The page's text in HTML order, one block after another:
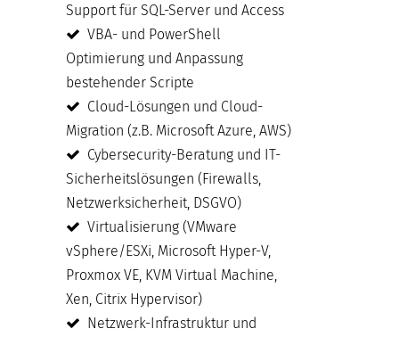
Support für SQL-Server und Access
VBA- und PowerShell
Optimierung und Anpassung
bestehender Scripte
Cloud-Lösungen und Cloud-
Migration (z.B. Microsoft Azure, AWS)
Cybersecurity-Beratung und IT-
Sicherheitslösungen (Firewalls,
Netzwerksicherheit, DSGVO)
Virtualisierung (VMware
vSphere/ESXi, Microsoft Hyper-V,
Proxmox VE, KVM Virtual Machine,
Xen, Citrix Hypervisor)
Netzwerk-Infrastruktur und